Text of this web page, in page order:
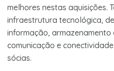
melhores nestas aquisições.
infraestrutura tecnológica,
informação,
comunicação e
sócias.